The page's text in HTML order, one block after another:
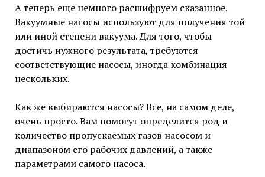
А теперь еще немного расшифруем сказанное.
Вакуумные насосы используют для получения той
или иной степени вакуума. Для того, чтобы
достичь нужного результата, требуются
соответствующие насосы, иногда комбинация
нескольких.
Как же выбираются насосы? Все, на самом деле,
очень просто. Вам помогут определится род и
количество пропускаемых газов насосом и
диапазоном его рабочих давлений, а также
параметрами самого насоса.